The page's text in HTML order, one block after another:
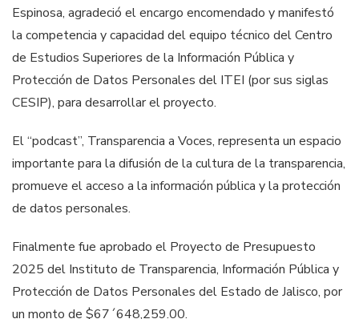
Espinosa, agradeció el encargo encomendado y manifestó
la competencia y capacidad del equipo técnico del Centro
de Estudios Superiores de la Información Pública y
Protección de Datos Personales del ITEI (por sus siglas
CESIP), para desarrollar el proyecto.
El “podcast”, Transparencia a Voces, representa un espacio
importante para la difusión de la cultura de la transparencia,
promueve el acceso a la información pública y la protección
de datos personales.
Finalmente fue aprobado el Proyecto de Presupuesto
2025 del Instituto de Transparencia, Información Pública y
Protección de Datos Personales del Estado de Jalisco, por
un monto de $67´648,259.00.